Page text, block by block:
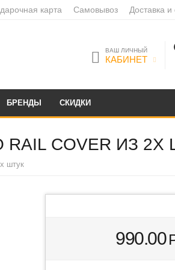
карта Самовывоз Доставка и
ВАШ ЛИЧНЫЙ
КАБИНЕТ
БРЕНДЫ СКИДКИ
COVER ИЗ 2Х
штук
990.00